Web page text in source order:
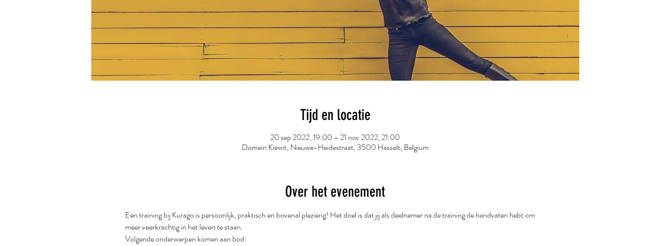
Tijd en locatie
20 sep 2022, 19:00 – 21 nov 2022, 21:00
Domein Kiewit, Nieuwe-Heidestraat, 3500 Hasselt, Belgium
Over het evenement
Een training bij Kurago is persoonlijk, praktisch en bovenal plezierig! Het doel is dat jij als deelnemer na de training de handvaten hebt om
meer veerkrachtig in het leven te staan.
Volgende onderwerpen komen aan bod: